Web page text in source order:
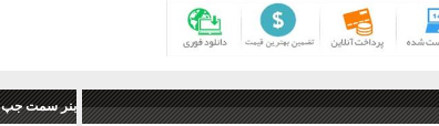
بنر سمت جپ